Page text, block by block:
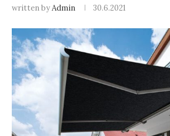
written byAdmin 30.6.2021